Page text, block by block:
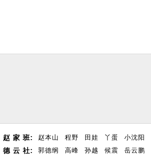
赵 家 班:
德 云 社:
赵本山 程野 田娃 丫蛋
小沈阳
郭德纲
高峰 孙越 候震
岳云鹏